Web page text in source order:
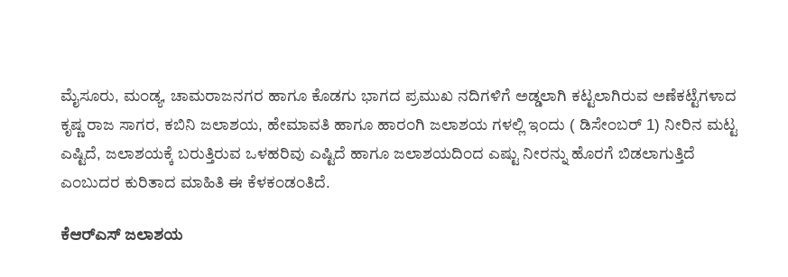
ಮೈಸೂರು, ಮಂಡ್ಯ, ಚಾಮರಾಜನಗರ ಹಾಗೂ ಕೊಡಗು ಭಾಗದ ಪ್ರಮುಖ ನದಿಗಳಿಗೆ ಅಡ್ಡಲಾಗಿ ಕಟ್ಟಲಾಗಿರುವ ಅಣೆಕಟ್ಟೆಗಳಾದ
ಕೃಷ್ಣ ರಾಜ ಸಾಗರ, ಕಬಿನಿ ಜಲಾಶಯ, ಹೇಮಾವತಿ ಹಾಗೂ ಹಾರಂಗಿ ಜಲಾಶಯ ಗಳಲ್ಲಿ ಇಂದು ( ಡಿಸೇಂಬರ್ 1) ನೀರಿನ ಮಟ್ಟ
ಎಷ್ಟಿದೆ, ಜಲಾಶಯಕ್ಕೆ ಬರುತ್ತಿರುವ ಒಳಹರಿವು ಎಷ್ಟಿದೆ ಹಾಗೂ ಜಲಾಶಯದಿಂದ ಎಷ್ಟು ನೀರನ್ನು ಹೊರಗೆ ಬಿಡಲಾಗುತ್ತಿದೆ
ಎಂಬುದರ ಕುರಿತಾದ ಮಾಹಿತಿ ಈ ಕೆಳಕಂಡಂತಿದೆ.
ಕೆಆರ್‌ಎಸ್‌ ಜಲಾಶಯ